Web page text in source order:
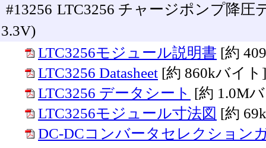
#13256 LTC3256 チャージポンプ降圧
3.3V)
LTC3256モジュール説明書 [約
LTC3256 Datasheet [約 860kバイト]
LTC3256 データシート [約 1.0M
LTC3256モジュール寸法図 [約
DC-DCコンバータセレクション